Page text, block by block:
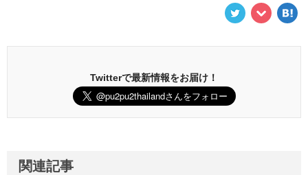
Twitterで最新情報をお届け！
関連記事